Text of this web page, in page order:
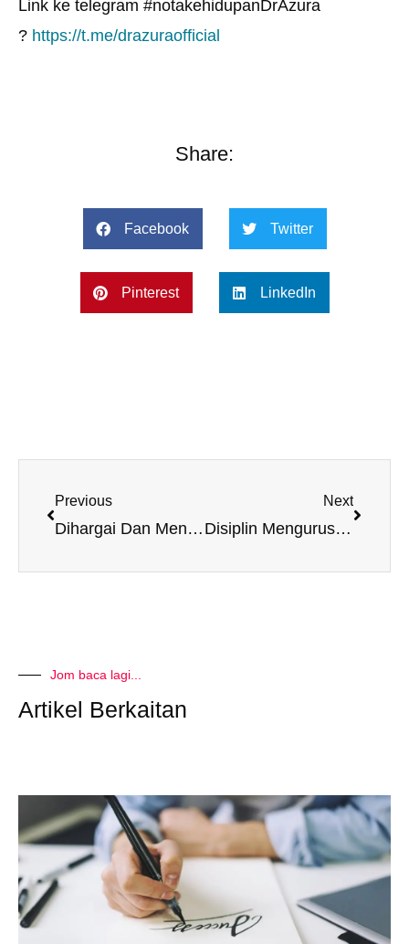
Link ke telegram #notakehidupanDrAzura
? https://t.me/drazuraofficial
Share:
Facebook Twitter
Pinterest LinkedIn
Previous
Dihargai Dan Menghargai
Next
Disiplin Mengurus Masa
Jom baca lagi...
Artikel Berkaitan